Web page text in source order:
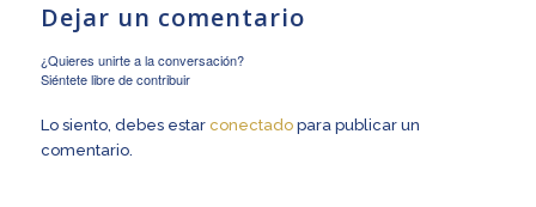
Dejar un comentario
¿Quieres unirte a la conversación?
Siéntete libre de contribuir
Lo siento, debes estar conectadopara publicar un
comentario.